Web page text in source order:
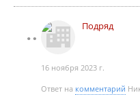
Подряд
16 ноября 2023 г.
Ответ на комментарий